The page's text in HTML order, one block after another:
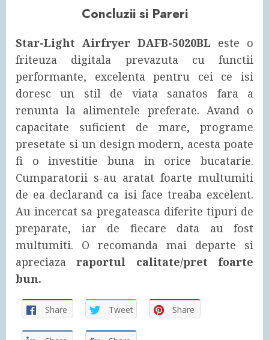
Concluzii si Pareri
Star-Light Airfryer DAFB-5020BL este o
friteuza digitala prevazuta cu functii
performante, excelenta pentru cei ce isi
doresc un stil de viata sanatos fara a
renunta la alimentele preferate. Avand o
capacitate suficient de mare, programe
presetate si un design modern, acesta poate
fi o investitie buna in orice bucatarie.
Cumparatorii s-au aratat foarte multumiti
de ea declarand ca isi face treaba excelent.
Au incercat sa pregateasca diferite tipuri de
preparate, iar de fiecare data au fost
multumiti. O recomanda mai departe si
apreciazaraportul calitate/pret foarte
bun.
Share Tweet Share